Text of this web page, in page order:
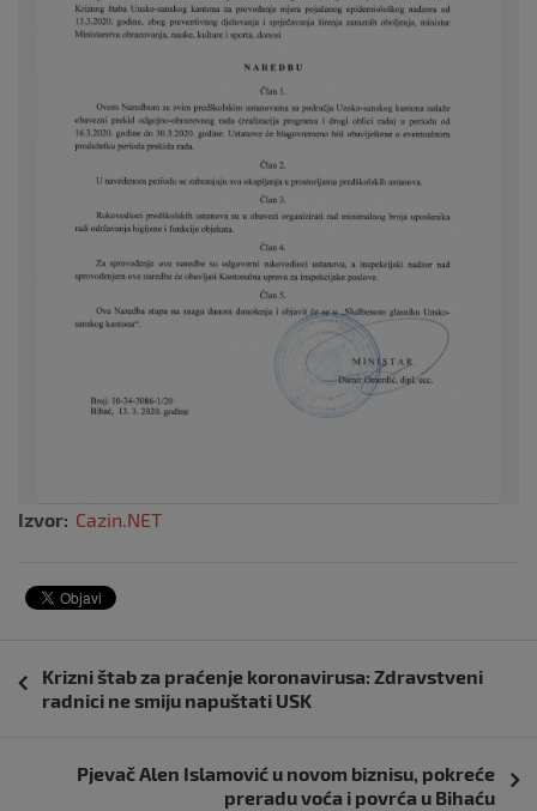
Izvor: Cazin.NET
objava
Krizni štab za praćenje koronavirusa: Zdravstveni
radnici ne smiju napuštati USK
Pjevač Alen Islamović u novom biznisu, pokreće
preradu voća i povrća u Bihaću